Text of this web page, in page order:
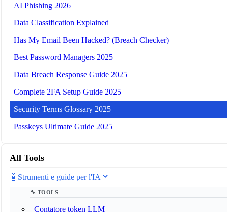
AI Phishing 2026
Data Classification Explained
Has My Email Been Hacked? (Breach Checker)
Best Password Managers 2025
Data Breach Response Guide 2025
Complete 2FA Setup Guide 2025
Security Terms Glossary 2025
Passkeys Ultimate Guide 2025
All Tools
🤖 Strumenti e guide per l'IA
🔧 TOOLS
Contatore token LLM